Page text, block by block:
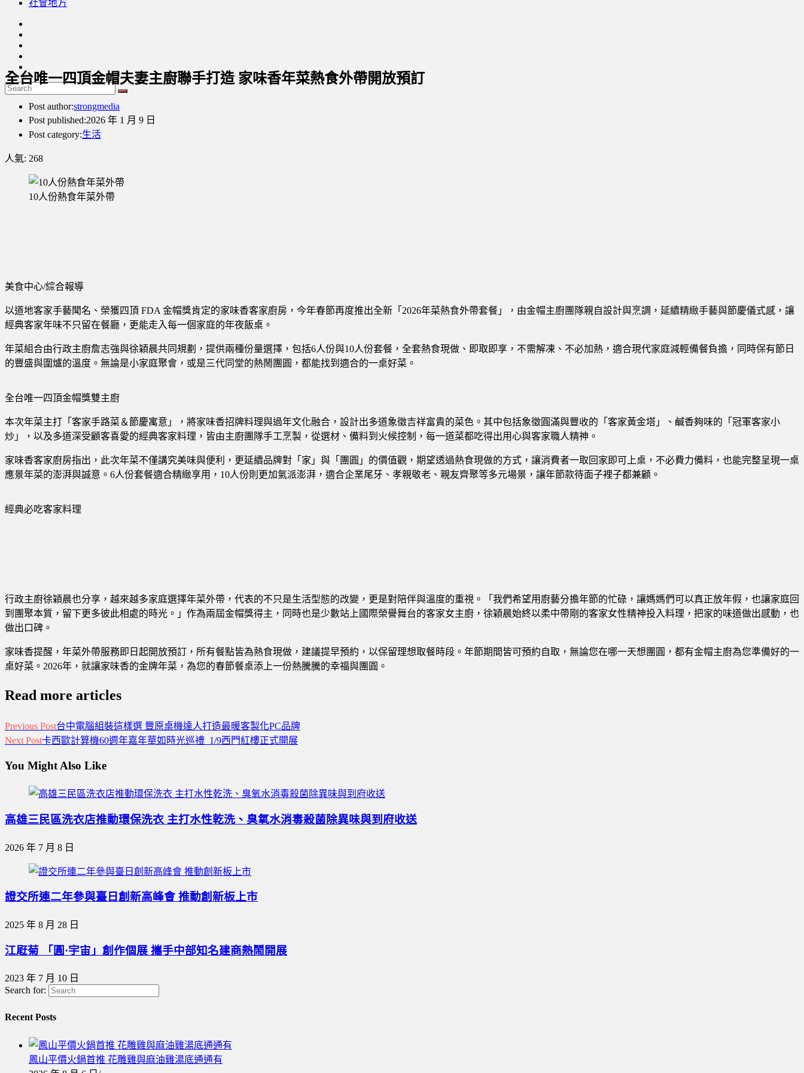
社會地方
全台唯一四頂金帽夫妻主廚聯手打造 家味香年菜熱食外帶開放預訂
Post author:strongmedia
Post published:2026 年 1 月 9 日
Post category:生活
人氣: 268
10人份熱食年菜外帶
美食中心/綜合報導
以道地客家手藝聞名、榮獲四頂 FDA 金帽獎肯定的家味香客家廚房，今年春節再度推出全新「2026年菜熱食外帶套餐」，由金帽主廚團隊親自設計與烹調，延續精緻手藝與節慶儀式感，讓
經典客家年味不只留在餐廳，更能走入每一個家庭的年夜飯桌。
年菜組合由行政主廚詹志強與徐穎晨共同規劃，提供兩種份量選擇，包括6人份與10人份套餐，全套熱食現做、即取即享，不需解凍、不必加熱，適合現代家庭減輕備餐負擔，同時保有節日
的豐盛與圍爐的溫度。無論是小家庭聚會，或是三代同堂的熱鬧團圓，都能找到適合的一桌好菜。
全台唯一四頂金帽獎雙主廚
本次年菜主打「客家手路菜＆節慶寓意」，將家味香招牌料理與過年文化融合，設計出多道象徵吉祥富貴的菜色。其中包括象徵圓滿與豐收的「客家黃金塔」、鹹香夠味的「冠軍客家小
炒」，以及多道深受顧客喜愛的經典客家料理，皆由主廚團隊手工烹製，從選材、備料到火候控制，每一道菜都吃得出用心與客家職人精神。
家味香客家廚房指出，此次年菜不僅講究美味與便利，更延續品牌對「家」與「團圓」的價值觀，期望透過熱食現做的方式，讓消費者一取回家即可上桌，不必費力備料，也能完整呈現一桌
應景年菜的澎湃與誠意。6人份套餐適合精緻享用，10人份則更加氣派澎湃，適合企業尾牙、孝親敬老、親友齊聚等多元場景，讓年節款待面子裡子都兼顧。
經典必吃客家料理
行政主廚徐穎晨也分享，越來越多家庭選擇年菜外帶，代表的不只是生活型態的改變，更是對陪伴與溫度的重視。「我們希望用廚藝分擔年節的忙碌，讓媽媽們可以真正放年假，也讓家庭回
到團聚本質，留下更多彼此相處的時光。」作為兩屆金帽獎得主，同時也是少數站上國際榮譽舞台的客家女主廚，徐穎晨始終以柔中帶剛的客家女性精神投入料理，把家的味道做出感動，也
做出口碑。
家味香提醒，年菜外帶服務即日起開放預訂，所有餐點皆為熱食現做，建議提早預約，以保留理想取餐時段。年節期間皆可預約自取，無論您在哪一天想團圓，都有金帽主廚為您準備好的一
桌好菜。2026年，就讓家味香的金牌年菜，為您的春節餐桌添上一份熱騰騰的幸福與團圓。
Read more articles
Previous Post台中電腦組裝這樣選 豐原桌機達人打造最暖客製化PC品牌
Next Post卡西歐計算機60週年嘉年華如時光巡禮 1/9西門紅樓正式開展
You Might Also Like
高雄三民區洗衣店推動環保洗衣 主打水性乾洗、臭氧水消毒殺菌除異味與到府收送
2026 年 7 月 8 日
證交所連二年參與臺日創新高峰會 推動創新板上市
2025 年 8 月 28 日
江屘菊 「圓·宇宙」創作個展 攜手中部知名建商熱鬧開展
2023 年 7 月 10 日
Search for:
Recent Posts
鳳山平價火鍋首推 花雕雞與麻油雞湯底通通有